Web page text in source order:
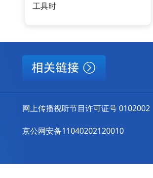
工具时
网上传播视听节目许可证号 0102002
京公网安备11040202120010